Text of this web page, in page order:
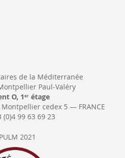
de la Méditerranée
Paul-Valéry
O, 1erétage
cedex 5 — FRANCE
(0)4 99 63 69 23
2021